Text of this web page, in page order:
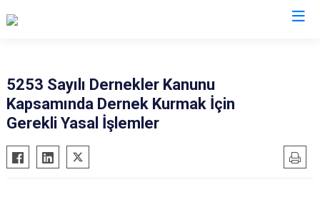
Akkışla
Develi
Özvatan
5253 Sayılı Dernekler Kanunu
Kapsamında Dernek Kurmak İçin
Gerekli Yasal İşlemler